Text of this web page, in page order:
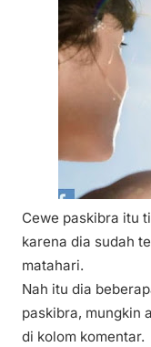
Cewe paskibra itu
karena dia sudah
matahari.
Nah itu dia
paskibra, mungkin
di kolom komentar.